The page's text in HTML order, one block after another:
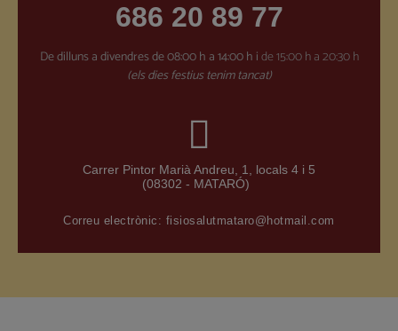
686 20 89 77
De dilluns a divendresde 08:00 h a 14:00 h ide 15:00 h a 20:30 h
(els dies festius tenim tancat)
Carrer Pintor Marià Andreu, 1, locals 4 i 5
(08302 - MATARÓ)
Correu electrònic: fisiosalutmataro@hotmail.com